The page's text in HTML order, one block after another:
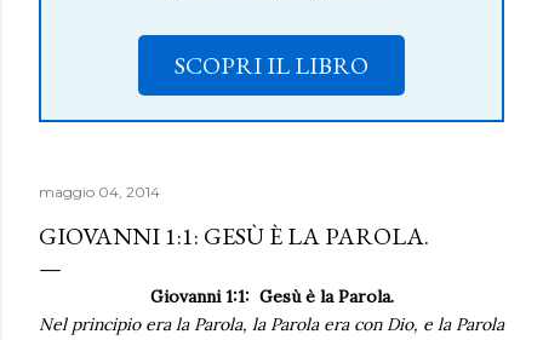
SCOPRI IL LIBRO
maggio 04, 2014
GIOVANNI 1:1: GESÙ È LA PAROLA.
Giovanni 1:1: Gesù è la Parola.
Nel principio era la Parola, la Parola era con Dio, e la Parola